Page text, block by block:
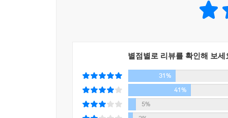
4부에서는 “의사결정의 성격과 경제 주체들은
있는 이런 결과들은 표준경제학에서 선호되는 합
5부에서는 두 가지 자아, 즉 경험 자아와 기억 자
재미있는 어떤 것도 하지 않고 오직 사진만 열심
선택할 때 자연스럽게 기억 자아의 지도를 받는
별점별로 리뷰를 확인해 보세
31%
41%
5%